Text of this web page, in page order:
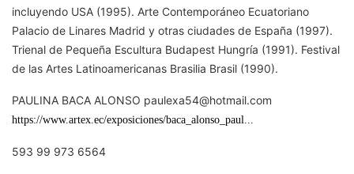
incluyendo USA (1995). Arte Contemporáneo Ecuatoriano
Palacio de Linares Madrid y otras ciudades de España (1997).
Trienal de Pequeña Escultura Budapest Hungría (1991). Festival
de las Artes Latinoamericanas Brasilia Brasil (1990).
PAULINA BACA ALONSO paulexa54@hotmail.com
https://www.artex.ec/exposiciones/baca_alonso_paul...
593 99 973 6564